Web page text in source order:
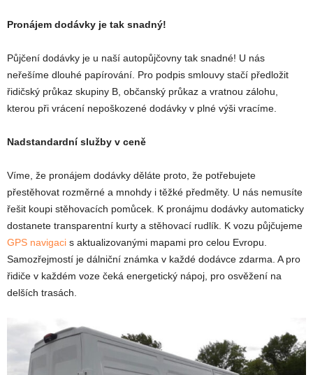
Pronájem dodávky je tak snadný!
Půjčení dodávky je u naší autopůjčovny tak snadné! U nás
neřešíme dlouhé papírování. Pro podpis smlouvy stačí předložit
řidičský průkaz skupiny B, občanský průkaz a vratnou zálohu,
kterou při vrácení nepoškozené dodávky v plné výši vracíme.
Nadstandardní služby v ceně
Víme, že pronájem dodávky děláte proto, že potřebujete
přestěhovat rozměrné a mnohdy i těžké předměty. U nás nemusíte
řešit koupi stěhovacích pomůcek. K pronájmu dodávky automaticky
dostanete transparentní kurty a stěhovací rudlík. K vozu půjčujeme
GPS navigaci s aktualizovanými mapami pro celou Evropu.
Samozřejmostí je dálniční známka v každé dodávce zdarma. A pro
řidiče v každém voze čeká energetický nápoj, pro osvěžení na
delších trasách.